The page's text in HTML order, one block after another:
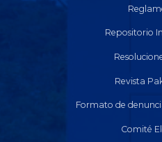
Repositorio
Revista
Formato de
Comité